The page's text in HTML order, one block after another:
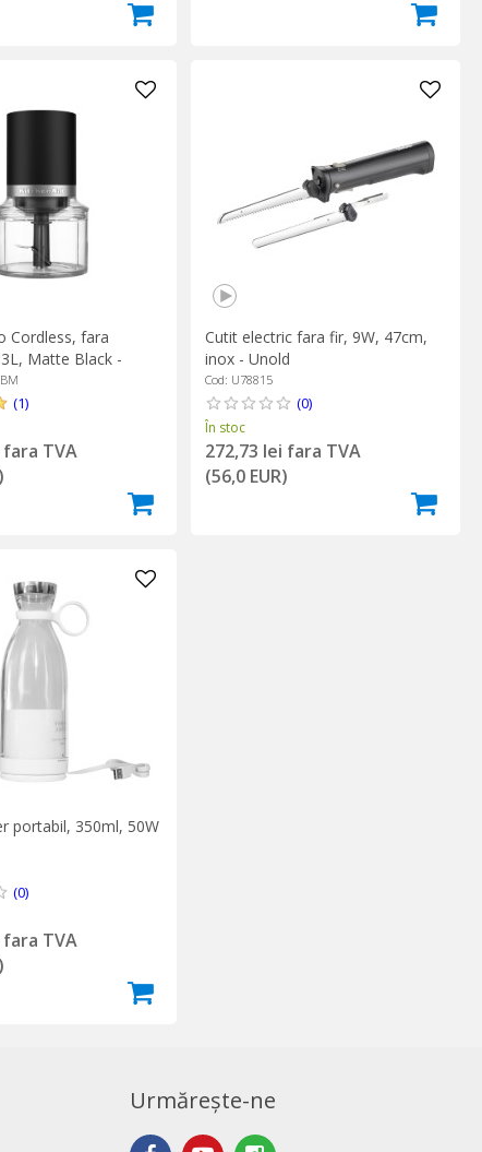
Cordless, fara
Matte Black -
(1)
fara TVA
Cutit electric fara fir, 9W, 47cm,
inox - Unold
Cod: U78815
(0)
În stoc
272,73 lei fara TVA
(56,0 EUR)
portabil, 350ml, 50W
(0)
fara TVA
Urmărește-ne